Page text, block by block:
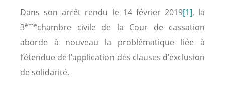
Dans son arrêt rendu le 14 février 2019[1], la
3èmechambre civile de la Cour de cassation
aborde à nouveau la problématique liée à
l’étendue de l’application des clauses d’exclusion
de solidarité.